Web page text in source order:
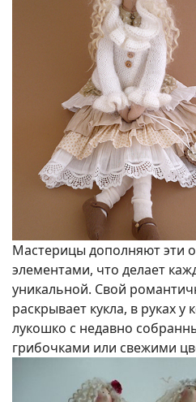
Мастерицы дополняют эти
элементами, что делает
уникальной. Свой
раскрывает кукла, в руках у
лукошко с недавно
грибочками или свежими